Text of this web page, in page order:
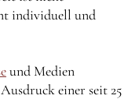
individuell und
und Medien
einer seit 25